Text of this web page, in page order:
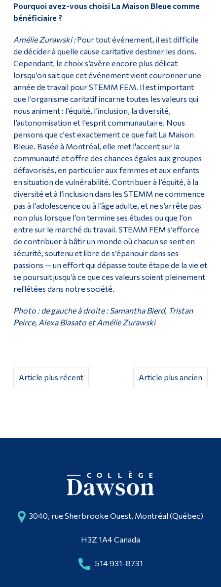
Pourquoi avez-vous choisi La Maison Bleue comme
bénéficiaire ?
Amélie Zurawski :Pour tout événement, il est difficile
de décider à quelle cause caritative destiner les dons.
Cependant, le choix s’avère encore plus délicat
lorsqu’on sait que cet événement vient couronner une
année de travail pour STEMM FEM. Il est important
que l’organisme caritatif incarne toutes les valeurs qui
nous animent : l’équité, l’inclusion, la diversité,
l’autonomisation et l’esprit communautaire. Nous
pensons que c'est exactement ce que fait La Maison
Bleue. Basée à Montréal, elle met l'accent sur la
communauté et offre des chances égales aux groupes
défavorisés, en particulier aux femmes et aux enfants
en situation de vulnérabilité. Contribuer à l’équité, à la
diversité et à l’inclusion dans les STEMM ne commence
pas à l’adolescence ou à l’âge adulte, et ne s’arrête pas
non plus lorsque l’on termine ses études ou que l’on
entre sur le marché du travail. STEMM FEM s’efforce
de contribuer à bâtir un monde où chacun se sent en
sécurité, soutenu et libre de s’épanouir dans ses
passions — un effort qui dépasse toute étape de la vie et
se poursuit jusqu’à ce que ces valeurs soient pleinement
reflétées dans notre société.
Photo : de gauche à droite : Samantha Bierd, Tristan
Peirce, Alexa Blasato et Amélie Zurawski
Article plus ancien
Article plus récent
3040, rue Sherbrooke Ouest, Montréal (Québec)
H3Z 1A4 Canada
514 931-8731